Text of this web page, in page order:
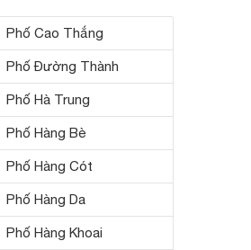
Phố Cao Thắng
Phố Đường Thành
Phố Hà Trung
Phố Hàng Bè
Phố Hàng Cót
Phố Hàng Da
Phố Hàng Khoai